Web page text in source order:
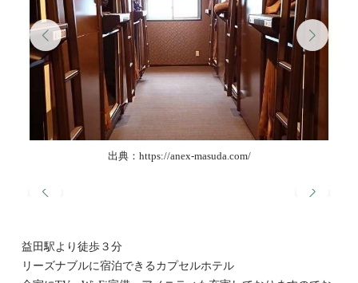
出典：https://anex-masuda.com/
益田駅より徒歩３分
リーズナブルに宿泊できるカプセルホテル